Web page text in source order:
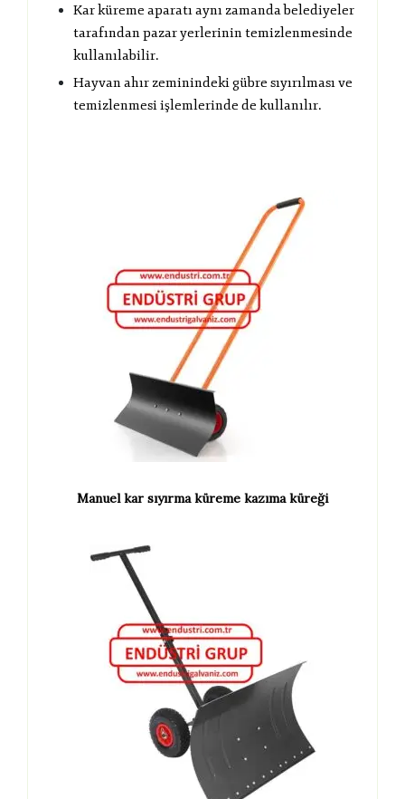
Kar küreme aparatı aynı zamanda belediyeler
tarafından pazar yerlerinin temizlenmesinde
kullanılabilir.
Hayvan ahır zeminindeki gübre sıyırılması ve
temizlenmesi işlemlerinde de kullanılır.
Manuel kar sıyırma küreme kazıma küreği